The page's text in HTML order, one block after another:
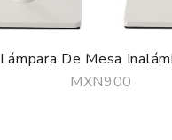
Lámpara De Mesa
MXN900